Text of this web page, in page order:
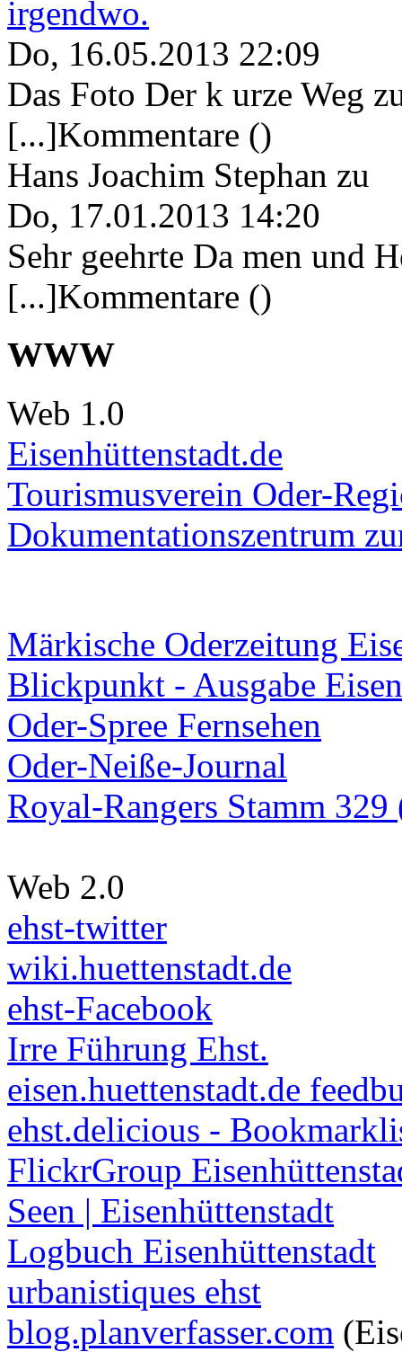
irgendwo.
Do, 16.05.2013 22:09
Das Foto Der k urze Weg
[...]Kommentare ()
Hans Joachim Stephan zu
Do, 17.01.2013 14:20
Sehr geehrte Da men und
[...]Kommentare ()
WWW
Web 1.0
Eisenhüttenstadt.de
Tourismusverein Oder-
Dokumentationszentrum
Märkische Oderzeitung
Blickpunkt - Ausgabe
Oder-Spree Fernsehen
Oder-Neiße-Journal
Royal-Rangers Stamm
Web 2.0
ehst-twitter
wiki.huettenstadt.de
ehst-Facebook
Irre Führung Ehst.
eisen.huettenstadt.de
ehst.delicious -
FlickrGroup
Seen | Eisenhüttenstadt
Logbuch Eisenhüttenstadt
urbanistiques ehst
blog.planverfasser.com